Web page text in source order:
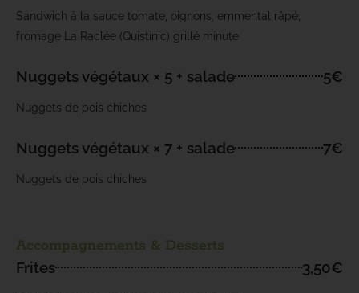
Sandwich à la sauce tomate, oignons, emmental râpé,
fromage La Raclée (Quistinic) grillé minute
Nuggets végétaux × 5 + salade 5€
Nuggets de pois chiches
Nuggets végétaux × 7 + salade 7€
Nuggets de pois chiches
Accompagnements & Desserts
Frites
3,50€